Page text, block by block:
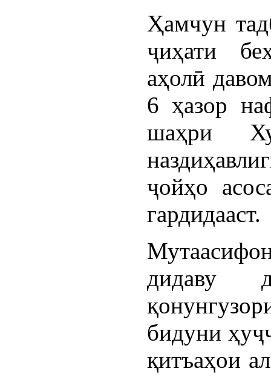
Ҳамчун
ҷиҳати
аҳолӣ
6 ҳазор
шаҳри
ҷойҳо
гардидааст.
дидаву
бидуни
қитъаҳои